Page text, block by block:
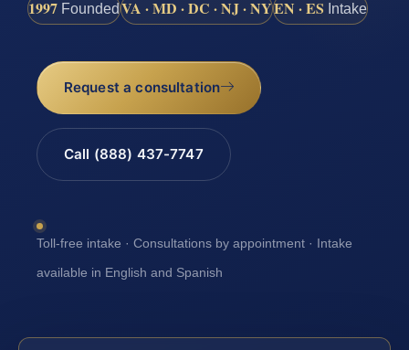
1997 FoundedVA · MD · DC · NJ · NYEN · ES Intake
Request a consultation
Call (888) 437-7747
Toll-free intake · Consultations by appointment · Intake
available in English and Spanish